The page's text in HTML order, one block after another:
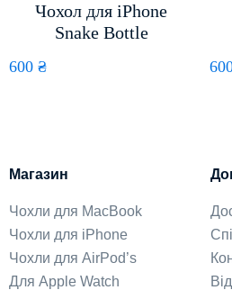
Чохол для iPhone
Snake Bottle
600 ₴
Магазин
Чохли для MacBook
Чохли для iPhone
Чохли для AirPod’s
Для Apple Watch